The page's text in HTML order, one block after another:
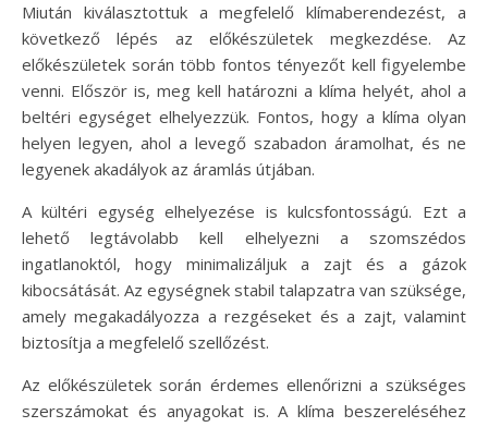
Miután kiválasztottuk a megfelelő klímaberendezést, a
következő lépés az előkészületek megkezdése. Az
előkészületek során több fontos tényezőt kell figyelembe
venni. Először is, meg kell határozni a klíma helyét, ahol a
beltéri egységet elhelyezzük. Fontos, hogy a klíma olyan
helyen legyen, ahol a levegő szabadon áramolhat, és ne
legyenek akadályok az áramlás útjában.
A kültéri egység elhelyezése is kulcsfontosságú. Ezt a
lehető legtávolabb kell elhelyezni a szomszédos
ingatlanoktól, hogy minimalizáljuk a zajt és a gázok
kibocsátását. Az egységnek stabil talapzatra van szüksége,
amely megakadályozza a rezgéseket és a zajt, valamint
biztosítja a megfelelő szellőzést.
Az előkészületek során érdemes ellenőrizni a szükséges
szerszámokat és anyagokat is. A klíma beszereléséhez